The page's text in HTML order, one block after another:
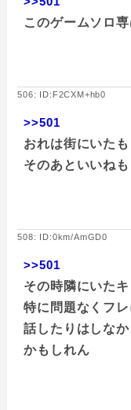
このゲームソロ
506: ID:F2CXM+hb0
>>501
おれは街にいた
そのあといいね
508: ID:0km/AmGD0
>>501
その時隣にいた
特に問題なくフ
話したりはしな
かもしれん